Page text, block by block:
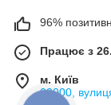
96%
Працює з
м. Київ
02000,